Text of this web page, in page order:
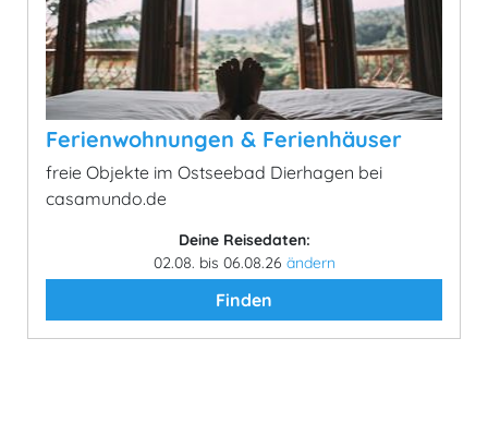
Ferienwohnungen & Ferienhäuser
freie Objekte im Ostseebad Dierhagen bei
casamundo.de
Deine Reisedaten:
02.08. bis 06.08.26 ändern
Finden